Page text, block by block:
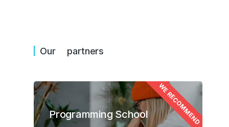
Our partners
Programming School WE RECOMMEND